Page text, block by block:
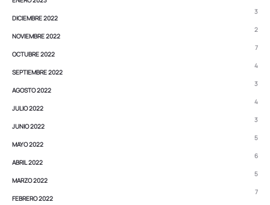
DICIEMBRE 2022
3
NOVIEMBRE 2022
2
OCTUBRE 2022
7
SEPTIEMBRE 2022
4
AGOSTO 2022
3
JULIO 2022
4
JUNIO 2022
3
MAYO 2022
5
ABRIL 2022
6
MARZO 2022
5
FEBRERO 2022
7